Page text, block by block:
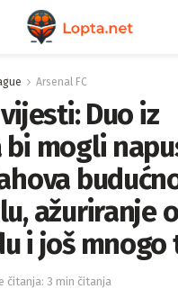
Arsenal FC
Duo iz
bi mogli
ažuriranje o
i još mnogo
čitanja: 3 min čitanja